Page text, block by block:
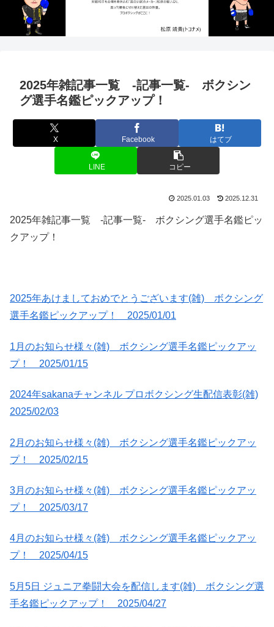
2025年雑記事一覧 -記事一覧- ボクシン
グ選手名鑑ピックアップ！
X Facebook はてブ
LINE コピー
2025.01.03 2025.12.31
2025年雑記事一覧 -記事一覧- ボクシング選手名鑑ピッ
クアップ！
2025年あけましておめでとうございます(雑) ボクシング
選手名鑑ピックアップ！ 2025/01/01
1月のお知らせ様々(雑) ボクシング選手名鑑ピックアッ
プ！ 2025/01/15
2024年sakanaチャンネル プロボクシング生配信表彰(雑)
2025/02/03
2月のお知らせ様々(雑) ボクシング選手名鑑ピックアッ
プ！ 2025/02/15
3月のお知らせ様々(雑) ボクシング選手名鑑ピックアッ
プ！ 2025/03/17
4月のお知らせ様々(雑) ボクシング選手名鑑ピックアッ
プ！ 2025/04/15
5月5日 ジュニア拳闘大会を配信します(雑) ボクシング選
手名鑑ピックアップ！ 2025/04/27